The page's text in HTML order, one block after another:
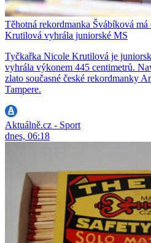
Těhotná rekordmanka Švábíková
Krutilová vyhrála juniorské MS
Tyčkařka Nicole Krutilová je
vyhrála výkonem 445 centimetrů.
zlato současné české rekordmanky
Tampere.
Aktuálně.cz - Sport
dnes, 06:18